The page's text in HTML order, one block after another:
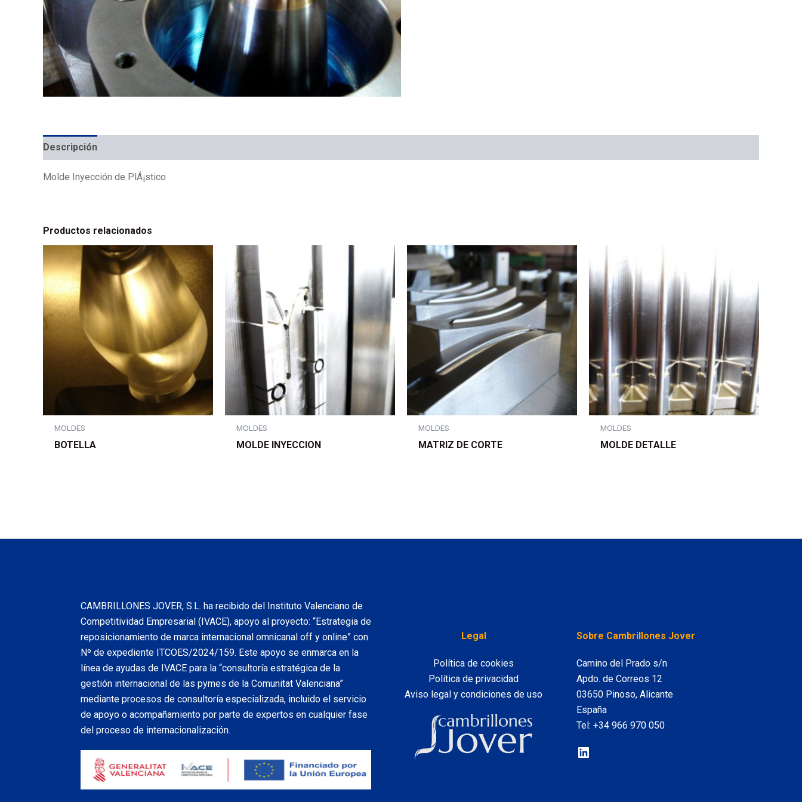
Descripción
Molde Inyección de PlÁ¡stico
Productos relacionados
MOLDES
BOTELLA
MOLDES
MOLDE INYECCION
MOLDES
MATRIZ DE CORTE
MOLDES
MOLDE DETALLE
CAMBRILLONES JOVER, S.L. ha recibido del Instituto Valenciano de
Competitividad Empresarial (IVACE), apoyo al proyecto: “Estrategia de
reposicionamiento de marca internacional omnicanal off y online” con
Nº de expediente ITCOES/2024/159. Este apoyo se enmarca en la
línea de ayudas de IVACE para la “consultoría estratégica de la
gestión internacional de las pymes de la Comunitat Valenciana”
mediante procesos de consultoría especializada, incluido el servicio
de apoyo o acompañamiento por parte de expertos en cualquier fase
del proceso de internacionalización.
Legal
Política de cookies
Política de privacidad
Aviso legal y condiciones de uso
Sobre Cambrillones Jover
Camino del Prado s/n
Apdo. de Correos 12
03650 Pinoso, Alicante
España
Tel: +34 966 970 050
LinkedIn